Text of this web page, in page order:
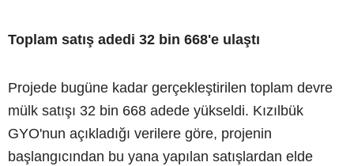
Toplam satış adedi 32 bin 668'e ulaştı
Projede bugüne kadar gerçekleştirilen toplam devre
mülk satışı 32 bin 668 adede yükseldi. Kızılbük
GYO'nun açıkladığı verilere göre, projenin
başlangıcından bu yana yapılan satışlardan elde